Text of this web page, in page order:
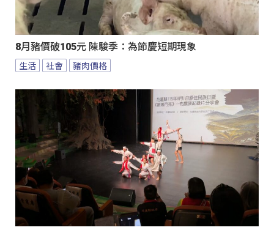
8月豬價破105元 陳駿季：為節慶短期現象
生活 社會 豬肉價格